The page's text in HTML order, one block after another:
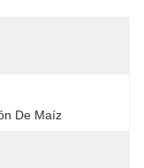
De Maíz